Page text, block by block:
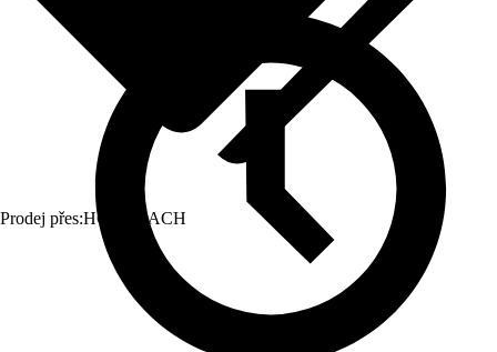
Prodej přes:HORNBACH